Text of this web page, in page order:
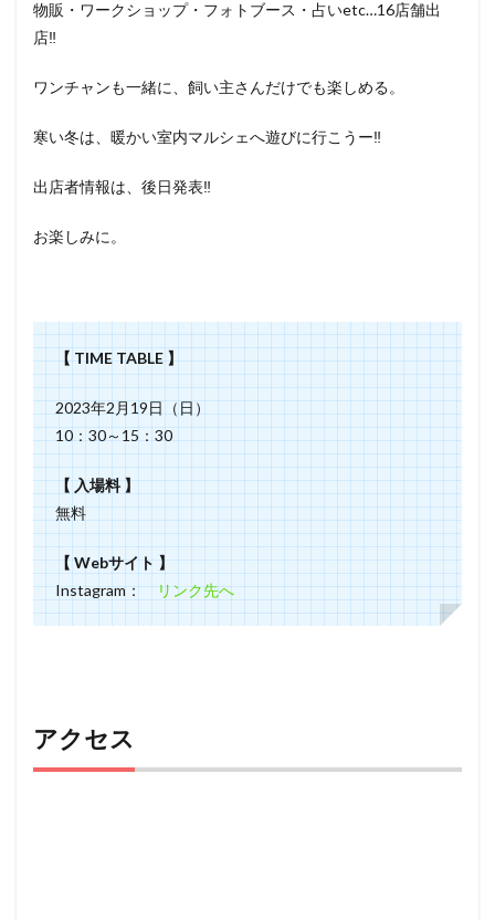
物販・ワークショップ・フォトブース・占いetc…16店舗出
店‼️
ワンチャンも一緒に、飼い主さんだけでも楽しめる。
寒い冬は、暖かい室内マルシェへ遊びに行こうー‼️
出店者情報は、後日発表‼️
お楽しみに。
【 TIME TABLE 】
2023年2月19日（日）
10：30～15：30
【 入場料 】
無料
【 Webサイト 】
Instagram：リンク先へ
アクセス